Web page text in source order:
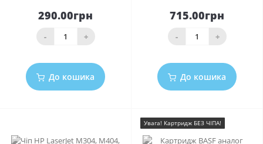
290.00грн
- +
До кошика
715.00грн
- +
До кошика
Увага! Картридж БЕЗ ЧІПА!